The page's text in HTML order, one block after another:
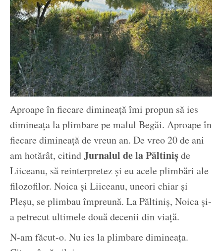
Aproape în fiecare dimineață îmi propun să ies
dimineața la plimbare pe malul Begăi. Aproape în
fiecare dimineață de vreun an. De vreo 20 de ani
am hotărât, citindJurnalul de la Păltinișde
Liiceanu, să reinterpretez și eu acele plimbări ale
filozofilor. Noica și Liiceanu, uneori chiar și
Pleșu, se plimbau împreună. La Păltiniș, Noica și-
a petrecut ultimele două decenii din viață.
N-am făcut-o. Nu ies la plimbare dimineața.